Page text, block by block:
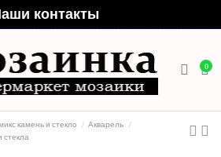
контакты
0
камень и стекло
Акварель
стекла